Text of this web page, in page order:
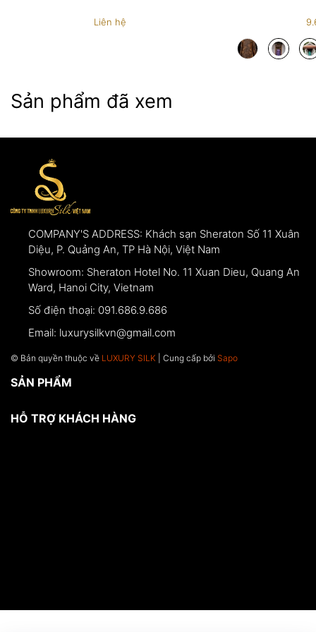
Liên hệ
Sản phẩm đã xem
COMPANY'S ADDRESS: Khách sạn Sheraton Số 11 Xuân
Diệu, P. Quảng An, TP Hà Nội, Việt Nam
Showroom: Sheraton Hotel No. 11 Xuan Dieu, Quang An
Ward, Hanoi City, Vietnam
Số điện thoại: 091.686.9.686
Email: luxurysilkvn@gmail.com
© Bản quyền thuộc về LUXURY SILK | Cung cấp bởi Sapo
SẢN PHẨM
HỖ TRỢ KHÁCH HÀNG